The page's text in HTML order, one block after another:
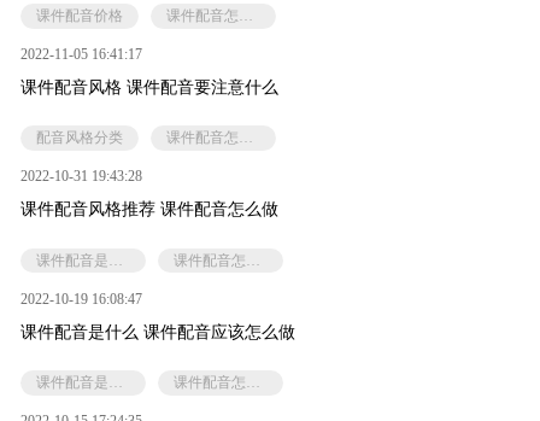
课件配音价格 课件配音怎么搞
2022-11-05 16:41:17
课件配音风格 课件配音要注意什么
配音风格分类 课件配音怎么搞
2022-10-31 19:43:28
课件配音风格推荐 课件配音怎么做
2022-10-19 16:08:47
课件配音是什么 课件配音应该怎么做
课件配音是什么 课件配音怎么搞